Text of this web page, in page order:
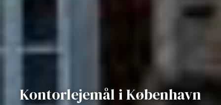
Kontorlejemål i København